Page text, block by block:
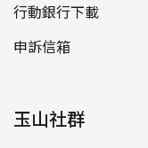
行動銀行下載
申訴信箱
玉山社群